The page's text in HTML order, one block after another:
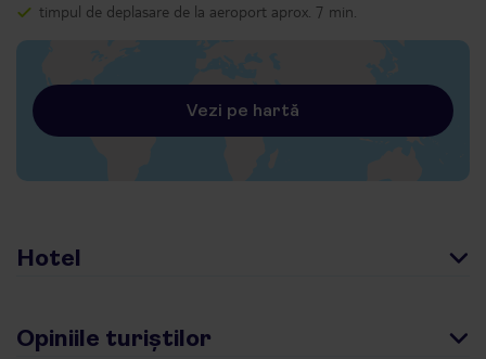
timpul de deplasare de la aeroport aprox. 7 min.
Vezi pe hartă
Hotel
Opiniile turiștilor